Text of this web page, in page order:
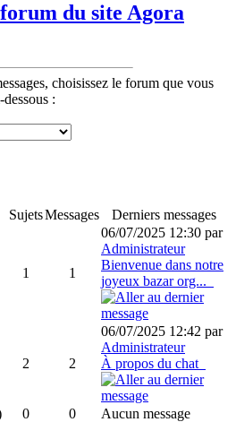
du site Agora
choisissez le forum que vous
:
SujetsMessages Derniers messages
1 1
06/07/2025 12:30 par
Administrateur
Bienvenue dans notre
joyeux bazar org...
2 2
06/07/2025 12:42 par
Administrateur
À propos du chat
0 0 Aucun message